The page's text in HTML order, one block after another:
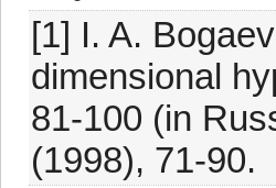
[1] I. A.
dimensional
81-100 (in
(1998), 71-90.